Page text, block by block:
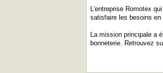
L'entreprise Romotex
satisfaire les besoins en
La mission principale a
bonneterie. Retrouvez